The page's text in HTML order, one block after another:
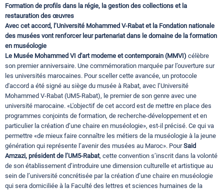
Evenements
Contact
Formation de profils dans la régie, la gestion des collections et la
restauration des œuvres
Avec cet accord, l’Université Mohammed V-Rabat et la Fondation nationale
des musées vont renforcer leur partenariat dans le domaine de la formation
en muséologie
Le Musée Mohammed VI d'art moderne et contemporain (MMVI) célèbre
son premier anniversaire. Une commémoration marquée par l’ouverture sur
les universités marocaines. Pour sceller cette avancée, un protocole
d'accord a été signé au siège du musée à Rabat, avec l’Université
Mohammed V-Rabat (UM5-Rabat), le premier de son genre avec une
université marocaine. «L'objectif de cet accord est de mettre en place des
programmes conjoints de formation, de recherche-développement et en
particulier la création d’une chaire en muséologie», est-il précisé. Ce qui va
permettre «de mieux faire connaître les métiers de la muséologie à la jeune
génération qui représente l’avenir des musées au Maroc». PourSaid
Amzazi, président de l’UM5-Rabat, cette convention s’inscrit dans la volonté
de son établissement d’introduire une dimension culturelle et artistique au
sein de l’université concrétisée par la création d’une chaire en muséologie
qui sera domiciliée à la Faculté des lettres et sciences humaines de la